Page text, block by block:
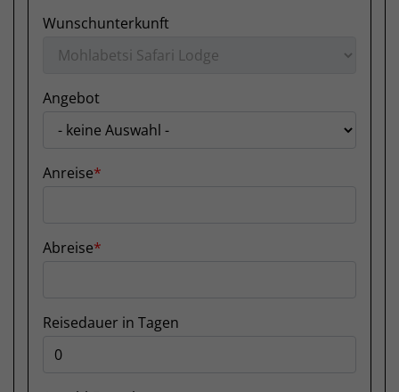
Wunschunterkunft
Angebot
Anreise
Abreise
Reisedauer in Tagen